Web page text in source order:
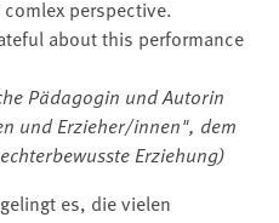
perspective.
about this performance
Pädagogin und Autorin
und Erzieher/innen", dem
Erziehung)
es, die vielen